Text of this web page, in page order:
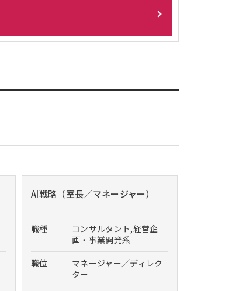
AI戦略（室長／マネージャー）
職種
コンサルタント,経営企
画・事業開発系
職位
マネージャー／ディレク
ター